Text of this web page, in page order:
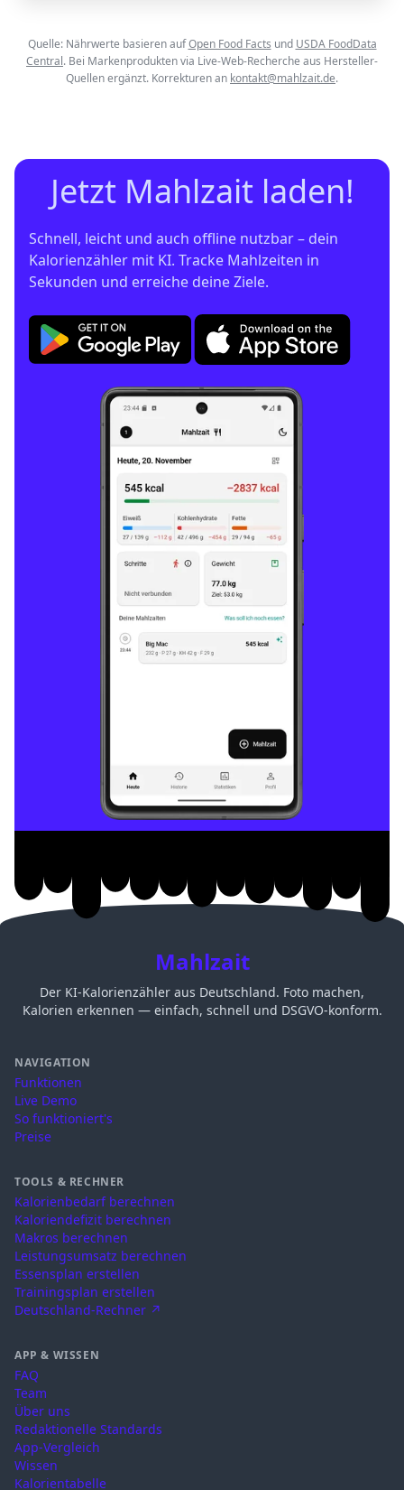
Quelle: Nährwerte basieren auf Open Food Facts und USDA FoodData
Central. Bei Markenprodukten via Live-Web-Recherche aus Hersteller-
Quellen ergänzt. Korrekturen an kontakt@mahlzait.de.
Jetzt Mahlzait laden!
Schnell, leicht und auch offline nutzbar – dein
Kalorienzähler mit KI. Tracke Mahlzeiten in
Sekunden und erreiche deine Ziele.
Mahlzait
Der KI-Kalorienzähler aus Deutschland. Foto machen,
Kalorien erkennen — einfach, schnell und DSGVO-konform.
NAVIGATION
Funktionen
Live Demo
So funktioniert's
Preise
TOOLS & RECHNER
Kalorienbedarf berechnen
Kaloriendefizit berechnen
Makros berechnen
Leistungsumsatz berechnen
Essensplan erstellen
Trainingsplan erstellen
Deutschland-Rechner ↗
APP & WISSEN
FAQ
Team
Über uns
Redaktionelle Standards
App-Vergleich
Wissen
Kalorientabelle